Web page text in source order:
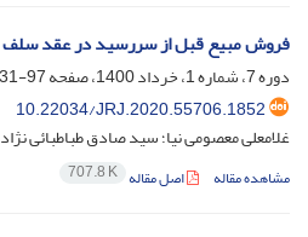
فروش مبیع قبل از سررسید در عقد سلف
دوره 7، شماره 1، خرداد 1400، صفحه
97-131
10.22034/JRJ.2020.55706.1852
غلامعلی معصومی نیا؛ سید صادق طباطبائی نژاد
مشاهده مقاله اصل مقاله 707.8 K